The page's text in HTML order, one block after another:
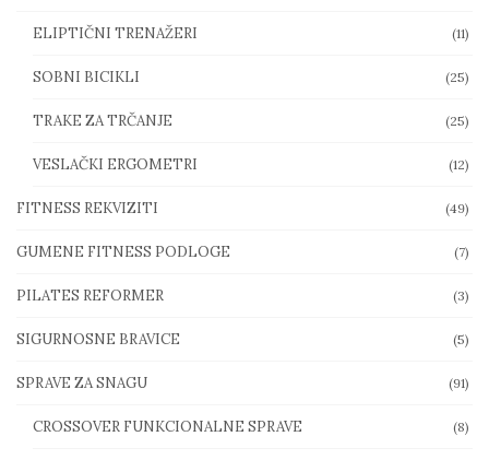
ELIPTIČNI TRENAŽERI (11)
SOBNI BICIKLI (25)
TRAKE ZA TRČANJE (25)
VESLAČKI ERGOMETRI (12)
FITNESS REKVIZITI (49)
GUMENE FITNESS PODLOGE (7)
PILATES REFORMER (3)
SIGURNOSNE BRAVICE (5)
SPRAVE ZA SNAGU (91)
CROSSOVER FUNKCIONALNE SPRAVE (8)